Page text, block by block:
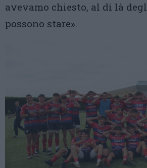
avevamo chiesto, al di là
possono stare».